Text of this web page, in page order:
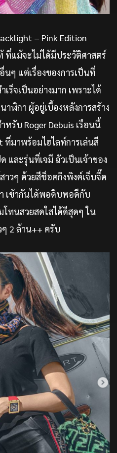
– Pink Edition
ที่แม้จะไม่ได้มีประวัติศาสตร์
ๆ แต่เรื่องของการเป็นที่
ร็จเป็นอย่างมาก เพราะได้
าฬิกา ผู้อยู่เบื้องหลังการสร้าง
รับ Roger Debuis เรือนนี้
ที่มาพร้อมไฮไลท์การเล่นสี
และรุ่นที่เจมี ฉัวเป็นเจ้าของ
าวๆ ด้วยสีช็อคกิงพิงค์เจ็บจี๊ด
เข้ากันได้พอดิบพอดีกับ
โทนสวยสดใสได้ดีสุดๆ ใน
2 ล้าน++ ครับ